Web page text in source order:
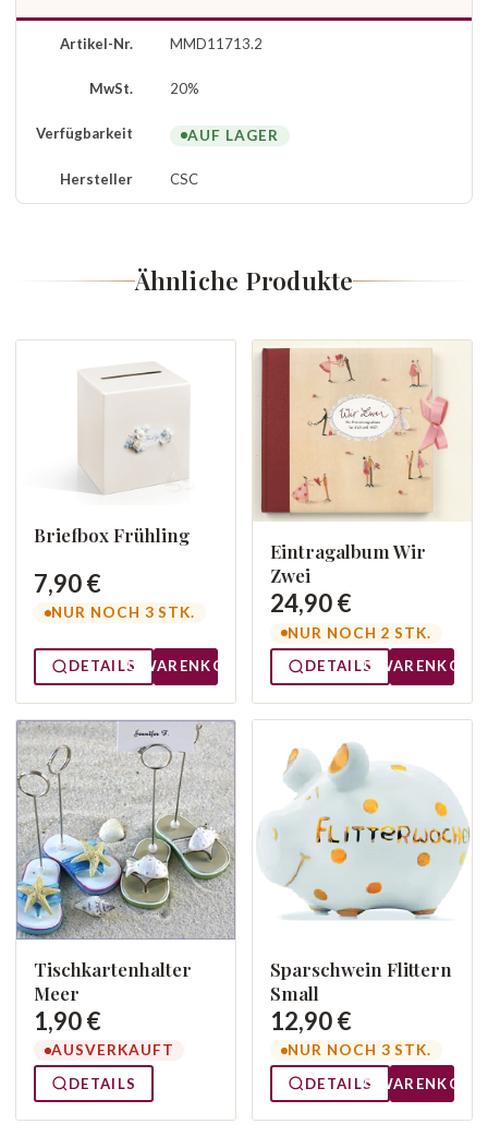
Artikel-Nr. MMD11713.2
MwSt. 20%
Verfügbarkeit AUF LAGER
Hersteller CSC
Ähnliche Produkte
Briefbox Frühling
7,90 €
NUR NOCH 3 STK.
DETAILS WARENKORB
Eintragalbum Wir
Zwei
24,90 €
NUR NOCH 2 STK.
DETAILS
WARENKORB
Tischkartenhalter
Meer
1,90 €
AUSVERKAUFT
DETAILS
Sparschwein Flittern
Small
12,90 €
NUR NOCH 3 STK.
DETAILS
WARENKORB